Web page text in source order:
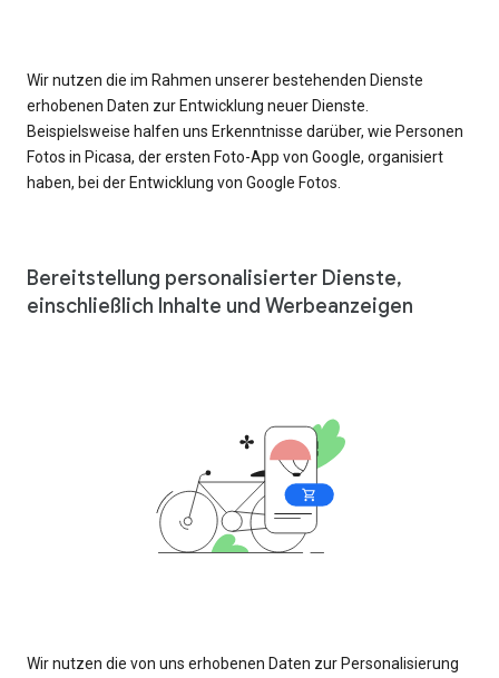
Wir nutzen die im Rahmen unserer bestehenden Dienste
erhobenen Daten zur Entwicklung neuer Dienste.
Beispielsweise halfen uns Erkenntnisse darüber, wie Personen
Fotos in Picasa, der ersten Foto-App von Google, organisiert
haben, bei der Entwicklung von Google Fotos.
Bereitstellung personalisierter Dienste,
einschließlich Inhalte und Werbeanzeigen
Wir nutzen die von uns erhobenen Daten zur Personalisierung